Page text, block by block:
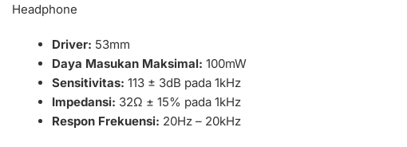
Headphone
Driver: 53mm
Daya Masukan Maksimal: 100mW
Sensitivitas: 113 ± 3dB pada 1kHz
Impedansi: 32Ω ± 15% pada 1kHz
Respon Frekuensi: 20Hz – 20kHz